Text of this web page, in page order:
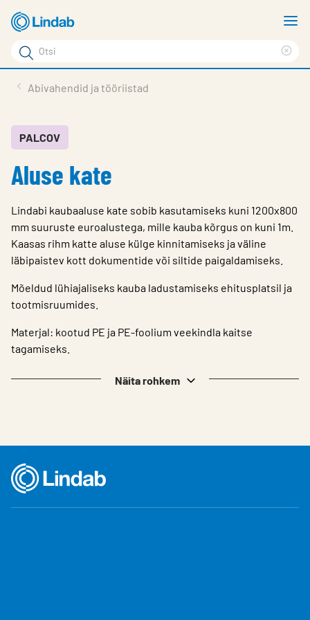
Mine
põhisisu
juurde
Otsi
Otsi
Meist
Kontaktid
Choose languge
Estonia
Abivahendid ja tööriistad
PALCOV
Aluse kate
Lindabi kaubaaluse kate sobib kasutamiseks kuni 1200x800
mm suuruste euroalustega, mille kauba kõrgus on kuni 1m.
Kaasas rihm katte aluse külge kinnitamiseks ja väline
läbipaistev kott dokumentide või siltide paigaldamiseks.
Mõeldud lühiajaliseks kauba ladustamiseks ehitusplatsil ja
tootmisruumides.
Materjal: kootud PE ja PE-foolium veekindla kaitse
tagamiseks.
Näita rohkem